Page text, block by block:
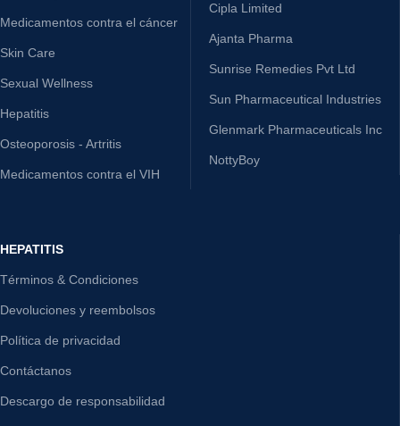
Medicamentos contra el cáncer
Skin Care
Sexual Wellness
Hepatitis
Osteoporosis - Artritis
Medicamentos contra el VIH
Cipla Limited
Ajanta Pharma
Sunrise Remedies Pvt Ltd
Sun Pharmaceutical Industries
Glenmark Pharmaceuticals Inc
NottyBoy
HEPATITIS
Términos & Condiciones
Devoluciones y reembolsos
Política de privacidad
Contáctanos
Descargo de responsabilidad